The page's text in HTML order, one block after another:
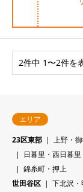
2件中 1〜2件を
エリア
23区東部
上野・
日暮里・西日暮里
錦糸町・押上
世田谷区
下北沢